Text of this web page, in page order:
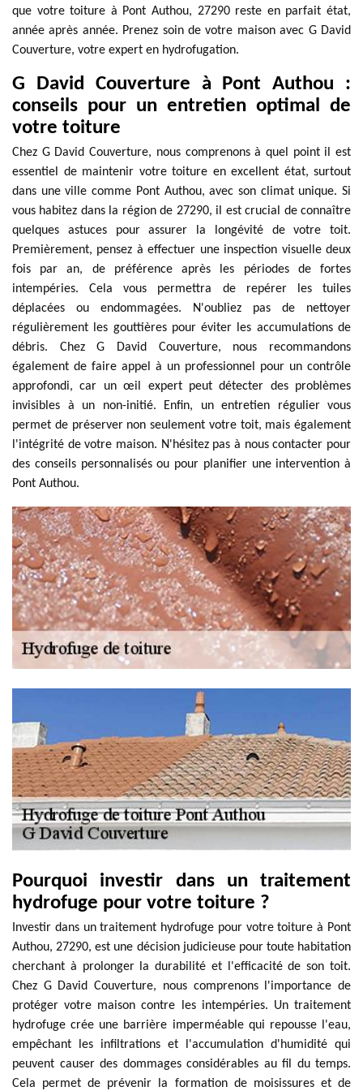
que votre toiture à Pont Authou, 27290 reste en parfait état,
année après année. Prenez soin de votre maison avec G David
Couverture, votre expert en hydrofugation.
G David Couverture à Pont Authou :
conseils pour un entretien optimal de
votre toiture
Chez G David Couverture, nous comprenons à quel point il est
essentiel de maintenir votre toiture en excellent état, surtout
dans une ville comme Pont Authou, avec son climat unique. Si
vous habitez dans la région de 27290, il est crucial de connaître
quelques astuces pour assurer la longévité de votre toit.
Premièrement, pensez à effectuer une inspection visuelle deux
fois par an, de préférence après les périodes de fortes
intempéries. Cela vous permettra de repérer les tuiles
déplacées ou endommagées. N'oubliez pas de nettoyer
régulièrement les gouttières pour éviter les accumulations de
débris. Chez G David Couverture, nous recommandons
également de faire appel à un professionnel pour un contrôle
approfondi, car un œil expert peut détecter des problèmes
invisibles à un non-initié. Enfin, un entretien régulier vous
permet de préserver non seulement votre toit, mais également
l'intégrité de votre maison. N'hésitez pas à nous contacter pour
des conseils personnalisés ou pour planifier une intervention à
Pont Authou.
Pourquoi investir dans un traitement
hydrofuge pour votre toiture ?
Investir dans un traitement hydrofuge pour votre toiture à Pont
Authou, 27290, est une décision judicieuse pour toute habitation
cherchant à prolonger la durabilité et l'efficacité de son toit.
Chez G David Couverture, nous comprenons l'importance de
protéger votre maison contre les intempéries. Un traitement
hydrofuge crée une barrière imperméable qui repousse l'eau,
empêchant les infiltrations et l'accumulation d'humidité qui
peuvent causer des dommages considérables au fil du temps.
Cela permet de prévenir la formation de moisissures et de